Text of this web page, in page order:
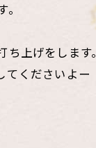
上げをします。
てくださいよー